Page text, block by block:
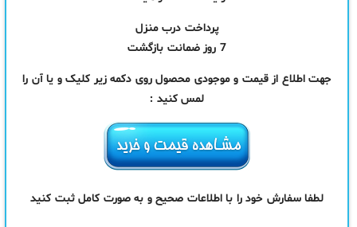
پرداخت درب منزل
7 روز ضمانت بازگشت
جهت اطلاع از قیمت و موجودی محصول روی دکمه زیر کلیک و یا آن را
لمس کنید :
لطفا سفارش خود را با اطلاعات صحیح و به صورت کامل ثبت کنید